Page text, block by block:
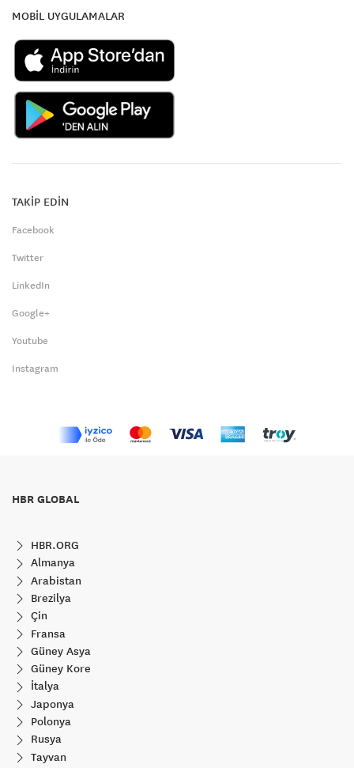
MOBİL UYGULAMALAR
TAKİP EDİN
Facebook
Twitter
LinkedIn
Google+
Youtube
Instagram
HBR GLOBAL
HBR.ORG
Almanya
Arabistan
Brezilya
Çin
Fransa
Güney Asya
Güney Kore
İtalya
Japonya
Polonya
Rusya
Tayvan